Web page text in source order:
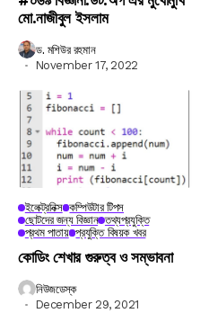
মো.নাজীবুল ইসলাম
ড. মশিউর রহমান
November 17, 2022
ইলেক্ট্রনিক্স কম্পিউটার টিপস
ছোটদের জন্য বিজ্ঞান তথ্যপ্রযুক্তি
প্রথম পাতায় প্রযুক্তি বিষয়ক খবর
কোডিং শেখার গুরুত্ব ও সম্ভাবনা
নিউজডেস্ক
December 29, 2021